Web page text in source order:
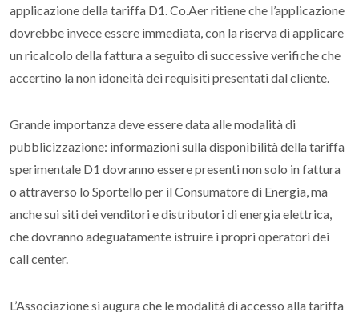
applicazione della tariffa D1. Co.Aer ritiene che l’applicazione
dovrebbe invece essere immediata, con la riserva di applicare
un ricalcolo della fattura a seguito di successive verifiche che
accertino la non idoneità dei requisiti presentati dal cliente.
Grande importanza deve essere data alle modalità di
pubblicizzazione: informazioni sulla disponibilità della tariffa
sperimentale D1 dovranno essere presenti non solo in fattura
o attraverso lo Sportello per il Consumatore di Energia, ma
anche sui siti dei venditori e distributori di energia elettrica,
che dovranno adeguatamente istruire i propri operatori dei
call center.
L’Associazione si augura che le modalità di accesso alla tariffa